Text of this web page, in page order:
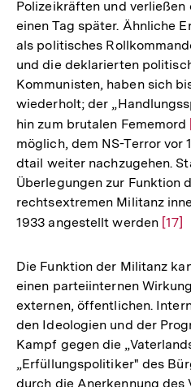
Polizeikräften und verließen
einen Tag später. Ähnliche
als politisches
und die deklarierten
Kommunisten, haben sich
wiederholt; der
hin zum brutalen Fememord
möglich, dem NS-Terror vor
dtail weiter nachzugehen.
Überlegungen zur Funktion
rechtsextremen Militanz
1933 angestellt werden Zur
der
[17]
Die Funktion der Militanz
einen parteiinternen
externen, öffentlichen.
den Ideologien und der
Kampf gegen die
„Erfüllungspolitiker" des
durch die Anerkennung des